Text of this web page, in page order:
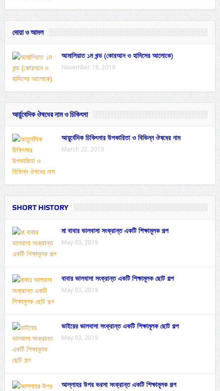
দোয়া ও আমল
আমালিয়াত ১ম খন্ড (কোরআন ও হাদিসের আলোকে)
November 18, 2019
আর্য়ুবেদিক ঔষধের নাম ও চিকিৎসা
আয়ুর্বেদিক চিকিৎসার উপকারিতা ও বিভিন্ন ঔষধের নাম
March 22, 2019
SHORT HISTORY
মা বাবার ভালবাসা সংক্রান্ত একটি শিক্ষামূলক গল্প
May 03, 2019
বাবার ভালবাসা সংক্রান্ত একটি শিক্ষামূলক ছোট গল্প
May 03, 2019
ভাইয়ের ভালবাসা সংক্রান্ত একটি শিক্ষামূলক ছোট গল্প
May 03, 2019
আল্লাহর উপর ভরসা সংক্রান্ত একটি শিক্ষামূলক গল্প